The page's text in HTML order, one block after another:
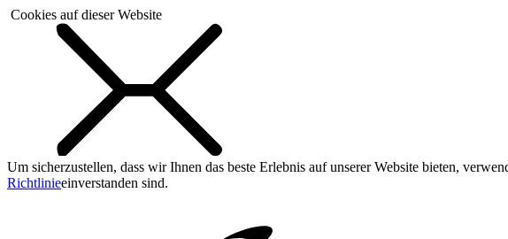
Cookies auf dieser Website
Um sicherzustellen, dass wir Ihnen das beste Erlebnis auf unserer Website bieten,
Richtlinieeinverstanden sind.